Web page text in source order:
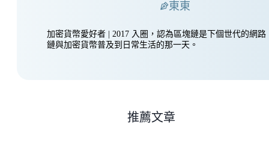
東東
加密貨幣愛好者 | 2017 入圈，認為區塊鏈是下個世代的網路
鏈與加密貨幣普及到日常生活的那一天。
推薦文章